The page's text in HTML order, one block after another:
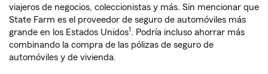
viajeros de negocios, coleccionistas y más. Sin mencionar que
State Farm es el proveedor de seguro de automóviles más
grande en los Estados Unidos1. Podría incluso ahorrar más
combinando la compra de las pólizas de seguro de
automóviles y de vivienda.